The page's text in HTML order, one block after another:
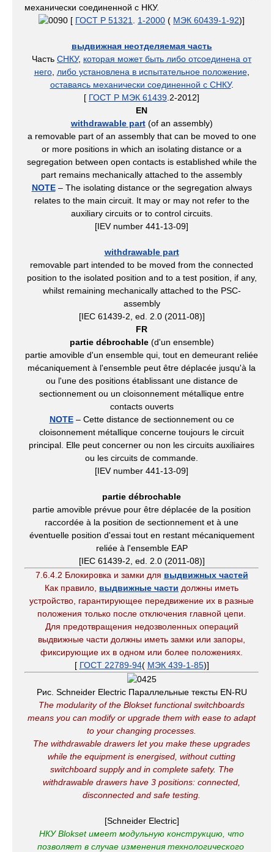
механически соединенной с НКУ.
[ ГОСТ Р 51321 1-2000 ( МЭК 60439-1-92)]
выдвижная неотделяемая часть
Часть СНКУ, которая может быть либо отсоединена от
него, либо установлена в испытательное положение,
оставаясь механически соединенной с СНКУ.
[ ГОСТ Р МЭК 61439 .2-2012]
EN
withdrawable part(of an assembly)
a removable part of an assembly that can be moved to one
or more positions in which an isolating distance or a
segregation between open contacts is established while the
part remains mechanically attached to the assembly
NOTE– The isolating distance or the segregation always
relates to the main circuit. It may or may not refer to the
auxiliary circuits or to control circuits.
[IEV number 441-13-09]
withdrawable part
removable part intended to be moved from the connected
position to the isolated position and to a test position, if any,
whilst remaining mechanically attached to the PSC-
assembly
[IEC 61439-2, ed. 2.0 (2011-08)]
FR
partie débrochable(d'un ensemble)
partie amovible d'un ensemble qui, tout en demeurant reliée
mécaniquement à l'ensemble peut être déplacée jusqu'à la
ou l'une des positions établissant une distance de
sectionnement ou un cloisonnement métallique entre
contacts ouverts
NOTE– Cette distance de sectionnement ou ce
cloisonnement métallique concerne toujours le circuit
principal. Elle peut concerner ou non les circuits auxiliaires
ou les circuits de commande.
[IEV number 441-13-09]
partie débrochable
partie amovible prévue pour être déplacée de la position
raccordée à la position de sectionnement et à une
éventuelle position d'essai tout en restant mécaniquement
reliée à l'ensemble EAP
[IEC 61439-2, ed. 2.0 (2011-08)]
7.6.4.2 Блокировка и замки для выдвижных частей
Как правило, выдвижные части должны иметь
устройство, гарантирующее передвижение их в разные
положения только после отключения главной цепи.
Для предотвращения недозволенных операций
выдвижные части должны иметь замки или запоры,
фиксирующие их в одном или более положениях.
[ ГОСТ 22789-94( МЭК 439-1-85)]
Рис. Schneider Electric Параллельные тексты EN-RU
The modularity of the Blokset functional switchboards
means you can modify or upgrade them with ease to adapt
to your changing processes.
The withdrawable drawers let you make these upgrades
while the equipment is energised, without cutting
switchboard supply and in complete safety. The
withdrawable drawers have 3 positions: connected,
disconnected and safe testing.
[Schneider Electric]
НКУ Blokset имеет модульную конструкцию, что
позволяет в случае изменения технологического